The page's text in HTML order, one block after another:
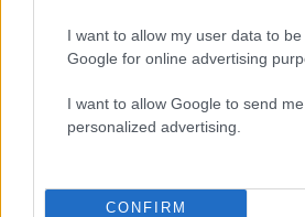
I want to allow my user data to
Google for online advertising
I want to allow Google to send me
personalized advertising.
CONFIRM
22:06 04.04.26
Παναιτωλικός – Ατρόμητος 1-
χάρισε στο φινάλε τον βαθμό